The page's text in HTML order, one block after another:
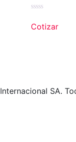
en
0
Cotizar
SA.